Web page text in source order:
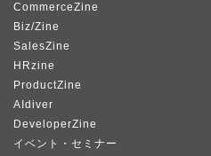
CommerceZine
Biz/Zine
SalesZine
HRzine
ProductZine
AIdiver
DeveloperZine
イベント・セミナー